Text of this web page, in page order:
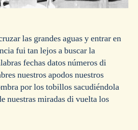
las grandes aguas y entrar en
fui tan lejos a buscar la
fechas datos números di
nuestros apodos nuestros
por los tobillos sacudiéndola
nuestras miradas di vuelta los